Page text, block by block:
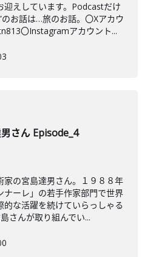
迎えしています。Podcastだけ
お話は…旅のお話。〇Xアカウ
〇Instagramアカウント...
さん Episode_4
家の宮島達男さん。１９８８年
ナーレ」の若手作家部門で世界
な活躍を続けていらっしゃる
さんが取り組んでい...